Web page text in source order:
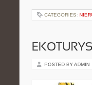
CATEGORIES:
POSTED BY ADMIN